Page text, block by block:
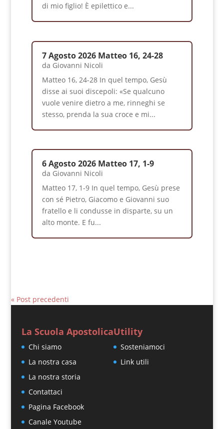
di mio figlio! È epilettico e...
7 Agosto 2026 Matteo 16, 24-28
da Giovanni Nicoli
Matteo 16, 24-28 In quel tempo, Gesù
disse ai suoi discepoli: «Se qualcuno
vuole venire dietro a me, rinneghi se
stesso, prenda la sua croce e mi...
6 Agosto 2026 Matteo 17, 1-9
da Giovanni Nicoli
Matteo 17, 1-9 In quel tempo, Gesù prese
con sé Pietro, Giacomo e Giovanni suo
fratello e li condusse in disparte, su un
alto monte. E fu...
« Post precedenti
La Scuola Apostolica
Chi siamo
La nostra casa
La nostra storia
Contattaci
Pagina Facebook
Canale Youtube
Utility
Sosteniamoci
Link utili